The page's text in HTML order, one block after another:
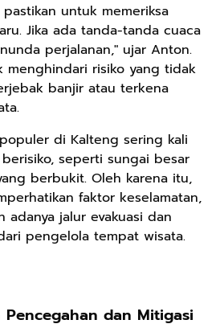
untuk memeriksa
Jika ada tanda-tanda cuaca
perjalanan," ujar Anton.
menghindari risiko yang tidak
banjir atau terkena
di Kalteng sering kali
seperti sungai besar
berbukit. Oleh karena itu,
faktor keselamatan,
adanya jalur evakuasi dan
pengelola tempat wisata.
dan Mitigasi